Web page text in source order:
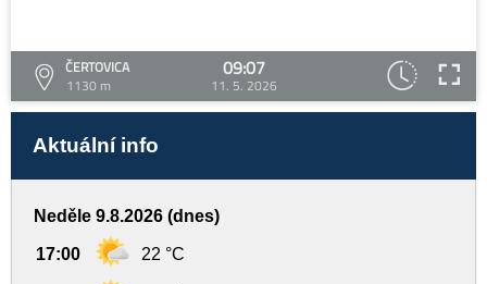
ČERTOVICA
1130 m
09:07
11. 5. 2026
Aktuální info
Neděle 9.8.2026 (dnes)
17:00 22 °C